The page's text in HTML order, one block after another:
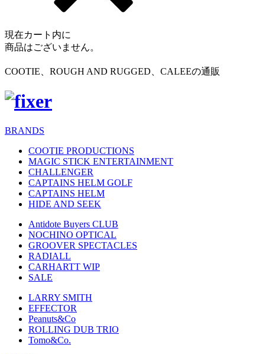
現在カート内に
商品はございません。
COOTIE、ROUGH AND RUGGED、CALEEの通販
BRANDS
COOTIE PRODUCTIONS
MAGIC STICK ENTERTAINMENT
CHALLENGER
CAPTAINS HELM GOLF
CAPTAINS HELM
HIDE AND SEEK
Antidote Buyers CLUB
NOCHINO OPTICAL
GROOVER SPECTACLES
RADIALL
CARHARTT WIP
SALE
LARRY SMITH
EFFECTOR
Peanuts&Co
ROLLING DUB TRIO
Tomo&Co.